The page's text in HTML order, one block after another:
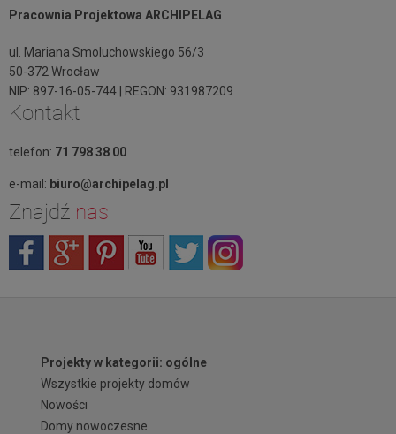
Pracownia Projektowa ARCHIPELAG
ul. Mariana Smoluchowskiego 56/3
50-372 Wrocław
NIP: 897-16-05-744 | REGON: 931987209
Kontakt
telefon: 71 798 38 00
e-mail: biuro@archipelag.pl
Znajdź nas
Projekty w kategorii: ogólne
Wszystkie projekty domów
Nowości
Domy nowoczesne